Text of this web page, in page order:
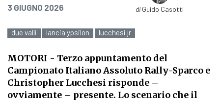
PUBBLICATO IL
3 GIUGNO 2026 diGuido Casotti
due valli lancia ypsilon lucchesi jr
MOTORI - Terzo appuntamento del
Campionato Italiano Assoluto Rally-Sparco e
Christopher Lucchesi risponde –
ovviamente – presente. Lo scenario che il